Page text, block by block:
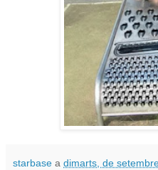
starbase a dimarts, de